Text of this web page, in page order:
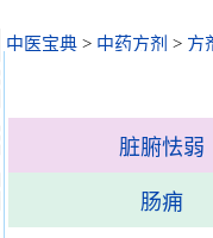
中医宝典 > 中药方剂 > 方
脏腑怯弱
肠痈